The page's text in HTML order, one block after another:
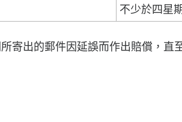
不少於四星
寄出的郵件因延誤而作出賠償，直